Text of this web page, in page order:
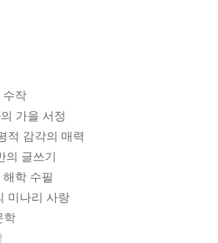
수작
가을 서정
적 감각의 매력
의 글쓰기
학 수필
미나리 사랑
학